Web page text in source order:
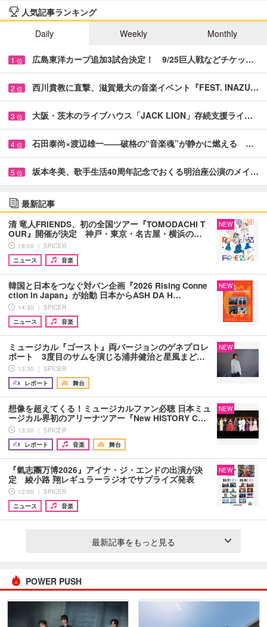
人気記事ランキング
Daily
Weekly Monthly
1 位 広島東洋カープ追加3試合決定！ 9/25巨人戦などチケッ…
2 位 西川貴教に直撃、滋賀最大の音楽イベント『FEST. INAZU…
3 位 大阪・茨木のライブハウス「JACK LION」存続支援ライ…
4 位 石田泰尚×渡辺雄一――破格の“音楽魂”が静かに燃える …
5 位 坂本冬美、歌手生活40周年記念でおくる明治座公演のメイ…
最新記事
清 竜人FRIENDS、初の全国ツアー『TOMODACHI T
OUR』開催が決定 神戸・東京・名古屋・横浜の…
16:00 ｜ SPICER
ニュース
音楽
NEW
韓国と日本をつなぐ対バン企画『2026 Rising Conne
ction in Japan』が始動 日本からASH DA H…
14:30 ｜ SPICER
ニュース
音楽
NEW
ミュージカル『ゴースト』両バージョンのゲネプロレ
ポート 3度目のサムを演じる浦井健治と星風まど…
13:30 ｜ SPICER
レポート
舞台
NEW
想像を超えてくる！ミュージカルファン必聴 日本ミュ
ージカル界初のアリーナツアー『New HISTORY C…
13:00 ｜ SPICER
レポート
音楽 舞台
NEW
『氣志團万博2026』アイナ・ジ・エンドの出演が決
定 綾小路 翔レギュラーラジオでサプライズ発表
12:00 ｜ SPICER
ニュース
音楽
NEW
最新記事をもっと見る
POWER PUSH